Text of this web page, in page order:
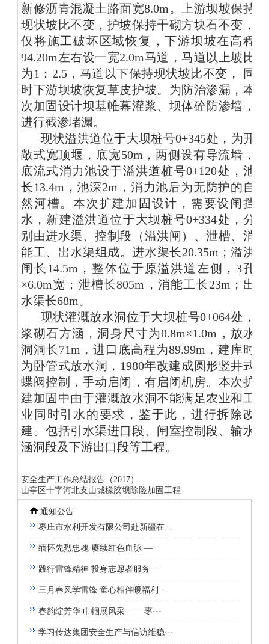
新修沥青混凝土路面宽8.0m。上游坝坡保持
现状坡比不变，护坡保持干砌方块石不变，
仅将施工破坏区域恢复，下游坝坡在高程
94.20m左右设一宽2.0m马道，马道以上坡比
为1：2.5，马道以下保持现状坡比不变， 同
时下游坝坡恢复草皮护坡。为防治渗漏，本
次加固设计坝基帷幕灌浆、坝体砼防渗墙，
进行截渗堵漏。
现状溢洪道位于大坝桩号0+345处，为开
敞式宽顶堰，底宽50m，两侧设有导流墙，
底流式消力池设于溢洪道桩号0+120处，池
长13.4m，池深2m，消力池后为无防护的自
然河槽。本次扩建加固设计，需要设闸挡
水，新建溢洪道位于大坝桩号0+334处，分
别由进水渠、控制段（溢洪闸）、泄槽、消
能工、出水渠组成。进水渠长20.35m；溢洪
闸长14.5m，整体位于原溢洪道左侧，3孔
×6.0m宽；泄槽长805m，消能工长23m；出
水渠长68m。
现状灌溉放水洞位于大坝桩号0+064处，
浆砌石方涵，洞身尺寸为0.8m×1.0m，放水
洞洞长71m，进口底高程为89.99m，建库时
为卧管式放水洞，1980年改建成圆形竖井式
蝶阀控制，手动启闭，有启闭机房。本次扩
建加固中由于灌溉放水洞不能满足农业和工
业同时引水的要求，鉴于此，进行拆除改
建。包括引水渠进口段、闸室控制段、输水
涵洞段及下游出口段等工程。
安全生产工作总结报告（2017）
山亭区十字河北支山城橡胶坝除险加固工程
通知公告
枣庄市水利开发有限公司赴新疆在···
缅怀先烈忠魂 赓续红色血脉 —···
践行雷锋精神 投身志愿者服务 ···
三月春风学雷锋 童心相伴暖福利···
春韵绽芳华 巾帼展风采 ——枣···
学习传达集团安全生产与信访维稳···